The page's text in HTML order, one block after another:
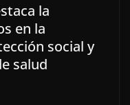
la
en la
social y
salud